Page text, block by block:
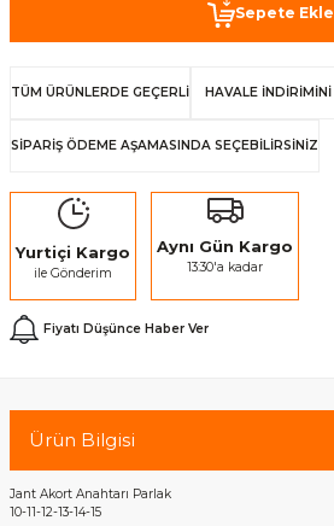
Sepete Ekle
TÜM ÜRÜNLERDE GEÇERLİ HAVALE İNDİRİMİNİ
SİPARİŞ ÖDEME AŞAMASINDA SEÇEBİLİRSİNİZ
Yurtiçi Kargo
ile Gönderim
Aynı Gün Kargo
13:30'a kadar
Fiyatı Düşünce Haber Ver
Ürün Bilgisi
Jant Akort Anahtarı Parlak
10-11-12-13-14-15